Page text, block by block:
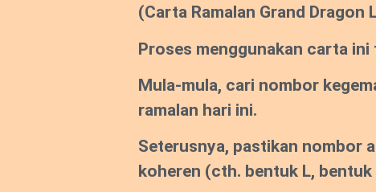
(Carta Ramalan Grand Dragon
Proses menggunakan carta
Mula-mula, cari nombor
ramalan hari ini.
Seterusnya, pastikan nombor
koheren (cth. bentuk L, bentuk